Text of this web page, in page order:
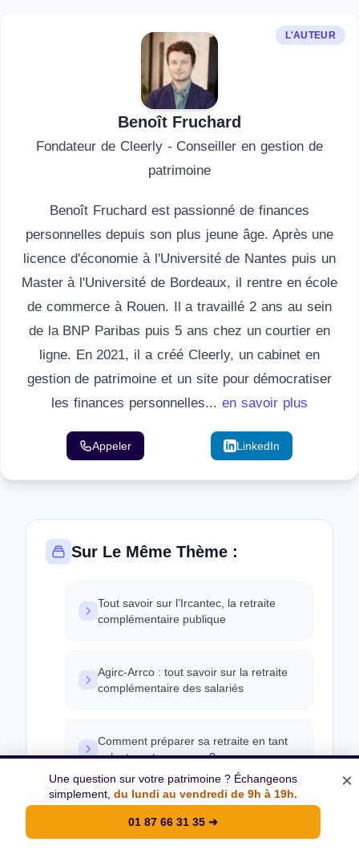
L'AUTEUR
Benoît Fruchard
Fondateur de Cleerly - Conseiller en gestion de
patrimoine
Benoît Fruchard est passionné de finances
personnelles depuis son plus jeune âge. Après une
licence d'économie à l'Université de Nantes puis un
Master à l'Université de Bordeaux, il rentre en école
de commerce à Rouen. Il a travaillé 2 ans au sein
de la BNP Paribas puis 5 ans chez un courtier en
ligne. En 2021, il a créé Cleerly, un cabinet en
gestion de patrimoine et un site pour démocratiser
les finances personnelles... en savoir plus
Appeler LinkedIn
Sur Le Même Thème :
Tout savoir sur l’Ircantec, la retraite
complémentaire publique
Agirc-Arrco : tout savoir sur la retraite
complémentaire des salariés
Comment préparer sa retraite en tant
qu’auto-entrepreneur ?
fonctionnaires ?
Une question sur votre patrimoine ? Échangeons
simplement, du lundi au vendredi de 9h à 19h.
01 87 66 31 35 ➜
×